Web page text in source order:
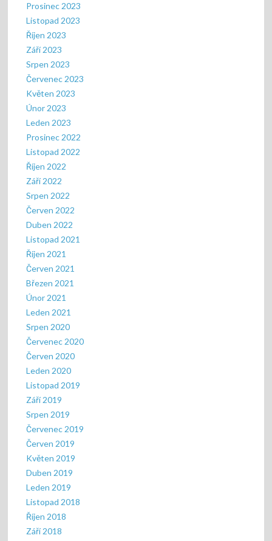
Prosinec 2023
Listopad 2023
Říjen 2023
Září 2023
Srpen 2023
Červenec 2023
Květen 2023
Únor 2023
Leden 2023
Prosinec 2022
Listopad 2022
Říjen 2022
Září 2022
Srpen 2022
Červen 2022
Duben 2022
Listopad 2021
Říjen 2021
Červen 2021
Březen 2021
Únor 2021
Leden 2021
Srpen 2020
Červenec 2020
Červen 2020
Leden 2020
Listopad 2019
Září 2019
Srpen 2019
Červenec 2019
Červen 2019
Květen 2019
Duben 2019
Leden 2019
Listopad 2018
Říjen 2018
Září 2018